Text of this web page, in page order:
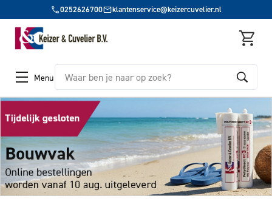
0252626700 klantenservice@keizercuvelier.nl
Menu Zoeken